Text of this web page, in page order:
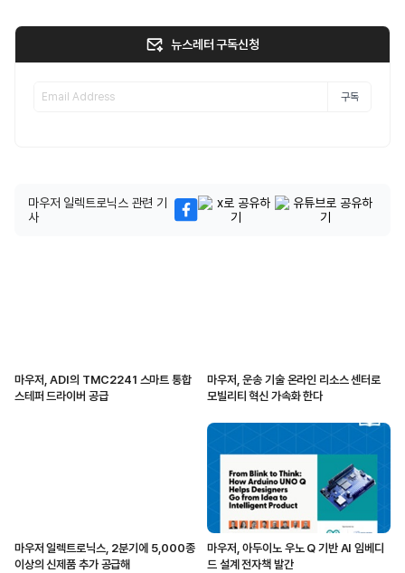
뉴스레터 구독신청
구독
마우저 일렉트로닉스 관련 기
사
마우저, ADI의 TMC2241 스마트 통합
스테퍼 드라이버 공급
마우저, 운송 기술 온라인 리소스 센터로
모빌리티 혁신 가속화 한다
마우저 일렉트로닉스, 2분기에 5,000종
이상의 신제품 추가 공급해
마우저, 아두이노 우노 Q 기반 AI 임베디
드 설계 전자책 발간